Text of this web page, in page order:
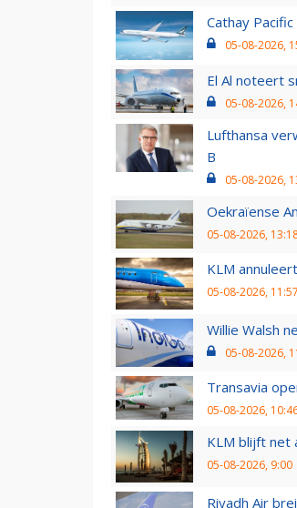
Cathay
05-08-2026,
El Al noteert
05-08-2026,
Lufthansa
B
05-08-2026,
Oekraïense
05-08-2026,
KLM
05-08-2026, 11:57
Willie Walsh
05-08-2026,
Transavia
05-08-2026,
KLM blijft net
05-08-2026, 9:00
Riyadh Air